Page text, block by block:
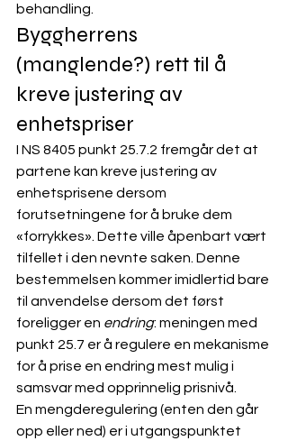
behandling.
Byggherrens
(manglende?) rett til å
kreve justering av
enhetspriser
I NS 8405 punkt 25.7.2 fremgår det at
partene kan kreve justering av
enhetsprisene dersom
forutsetningene for å bruke dem
«forrykkes». Dette ville åpenbart vært
tilfellet i den nevnte saken. Denne
bestemmelsen kommer imidlertid bare
til anvendelse dersom det først
foreligger en endring: meningen med
punkt 25.7 er å regulere en mekanisme
for å prise en endring mest mulig i
samsvar med opprinnelig prisnivå.
En mengderegulering (enten den går
opp eller ned) er i utgangspunktet